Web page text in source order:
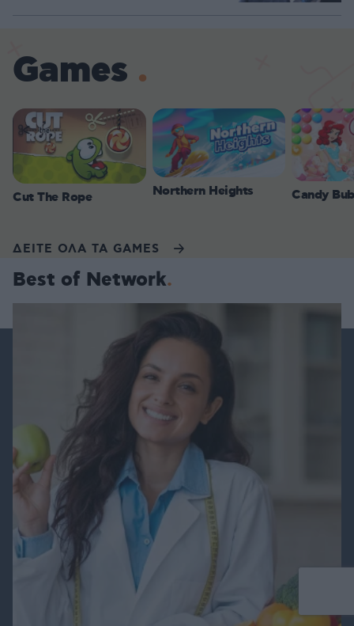
Games
Cut The Rope Northern Heights Candy
ΔΕΙΤΕ ΟΛΑ ΤΑ GAMES
Best of Network